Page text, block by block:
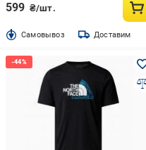
599 ₴/шт.
Cамовывоз Доставим